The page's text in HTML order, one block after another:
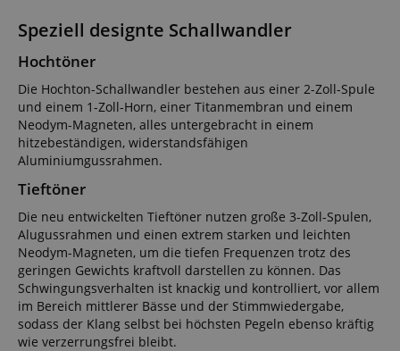
Speziell designte Schallwandler
Hochtöner
Die Hochton-Schallwandler bestehen aus einer 2-Zoll-Spule
und einem 1-Zoll-Horn, einer Titanmembran und einem
Neodym-Magneten, alles untergebracht in einem
hitzebeständigen, widerstandsfähigen
Aluminiumgussrahmen.
Tieftöner
Die neu entwickelten Tieftöner nutzen große 3-Zoll-Spulen,
Alugussrahmen und einen extrem starken und leichten
Neodym-Magneten, um die tiefen Frequenzen trotz des
geringen Gewichts kraftvoll darstellen zu können. Das
Schwingungsverhalten ist knackig und kontrolliert, vor allem
im Bereich mittlerer Bässe und der Stimmwiedergabe,
sodass der Klang selbst bei höchsten Pegeln ebenso kräftig
wie verzerrungsfrei bleibt.